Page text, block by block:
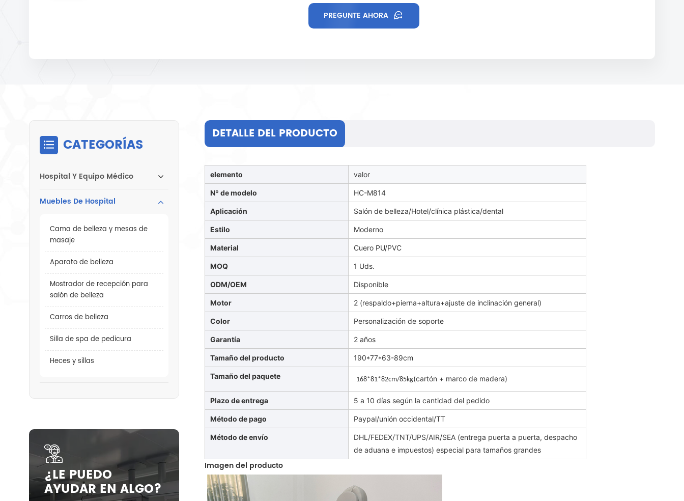
PREGUNTE AHORA
DETALLE DEL PRODUCTO
elemento valor
Nº de modelo HC-M814
Aplicación Salón de belleza/Hotel/clínica plástica/dental
Estilo Moderno
Material Cuero PU/PVC
MOQ 1 Uds.
ODM/OEM Disponible
Motor 2 (respaldo+pierna+altura+ajuste de inclinación general)
Color Personalización de soporte
Garantía 2 años
Tamaño del producto 190*77*63-89cm
Tamaño del paquete 168*81*82cm/85kg(cartón + marco de madera)
Plazo de entrega 5 a 10 días según la cantidad del pedido
Método de pago Paypal/unión occidental/TT
Método de envío
DHL/FEDEX/TNT/UPS/AIR/SEA (entrega puerta a puerta, despacho
de aduana e impuestos) especial para tamaños grandes
Imagen del producto
CATEGORÍAS
Hospital Y Equipo Médico
Muebles De Hospital
Cama de belleza y mesas de
masaje
Aparato de belleza
Mostrador de recepción para
salón de belleza
Carros de belleza
Silla de spa de pedicura
Heces y sillas
¿LE PUEDO
AYUDAR EN ALGO?